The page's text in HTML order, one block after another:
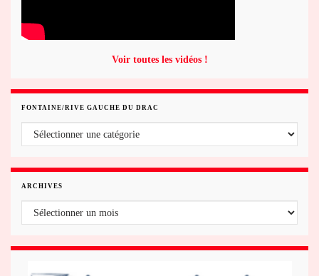
Voir toutes les vidéos !
FONTAINE/RIVE GAUCHE DU DRAC
ARCHIVES